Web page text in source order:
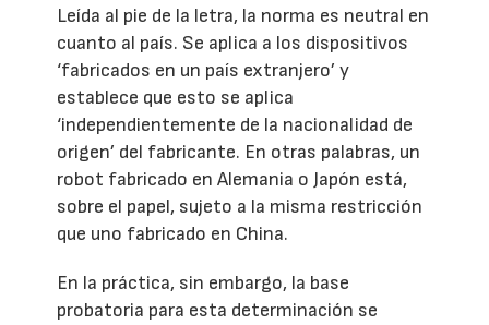
Leída al pie de la letra, la norma es neutral en
cuanto al país. Se aplica a los dispositivos
‘fabricados en un país extranjero’ y
establece que esto se aplica
‘independientemente de la nacionalidad de
origen’ del fabricante. En otras palabras, un
robot fabricado en Alemania o Japón está,
sobre el papel, sujeto a la misma restricción
que uno fabricado en China.
En la práctica, sin embargo, la base
probatoria para esta determinación se